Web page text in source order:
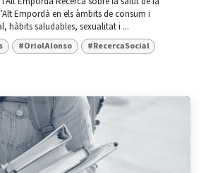
Empordà en els àmbits de consum i
hàbits saludables, sexualitat i ...
#OriolAlonso
#RecercaSocial